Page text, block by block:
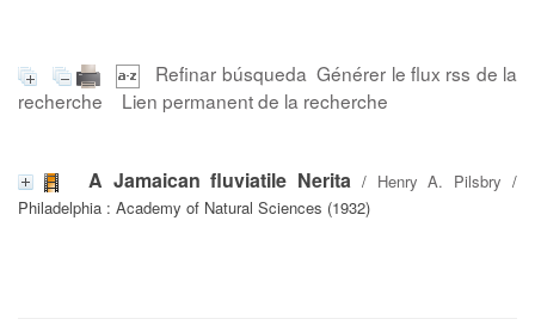
Refinar búsqueda Générer le flux rss de la
recherche
Lien permanent de la recherche
A Jamaican fluviatile Nerita / Henry A. Pilsbry /
Philadelphia : Academy of Natural Sciences (1932)